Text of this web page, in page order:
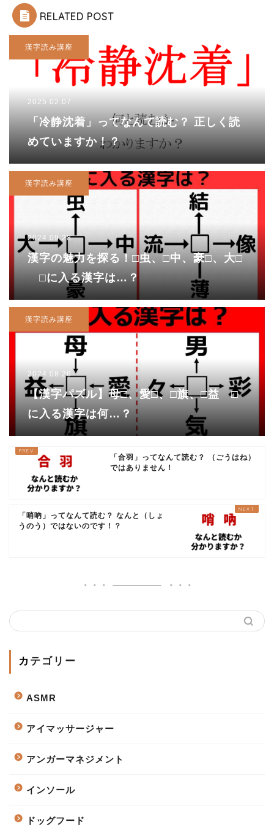
RELATED POST
漢字読み講座
2025.02.07
「冷静沈着」ってなんて読む？ 正しく読
めていますか！？
漢字読み講座
2024.09.28
漢字の魅力を探る！□虫、□中、豪□、大□
□に入る漢字は…？
漢字読み講座
2024.08.26
【漢字パズル】母□、愛□、□旗、□益 □
に入る漢字は何…？
「合羽」ってなんて読む？ （ごうはね）
ではありません！
「哨吶」ってなんて読む？ なんと（しょ
うのう）ではないのです！？
カテゴリー
ASMR
アイマッサージャー
アンガーマネジメント
インソール
ドッグフード